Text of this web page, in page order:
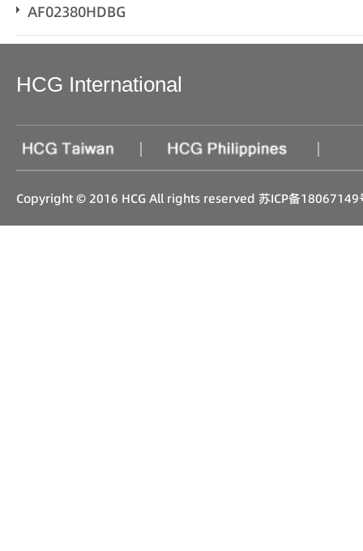
AF02380HDBG
HCG International
| |
Copyright © 2016 HCG All rights reserved 苏ICP备